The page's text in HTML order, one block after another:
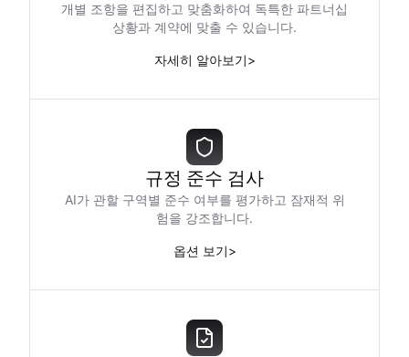
개별 조항을 편집하고 맞춤화하여 독특한 파트너십
상황과 계약에 맞출 수 있습니다.
자세히 알아보기>
규정 준수 검사
AI가 관할 구역별 준수 여부를 평가하고 잠재적 위
험을 강조합니다.
옵션 보기>